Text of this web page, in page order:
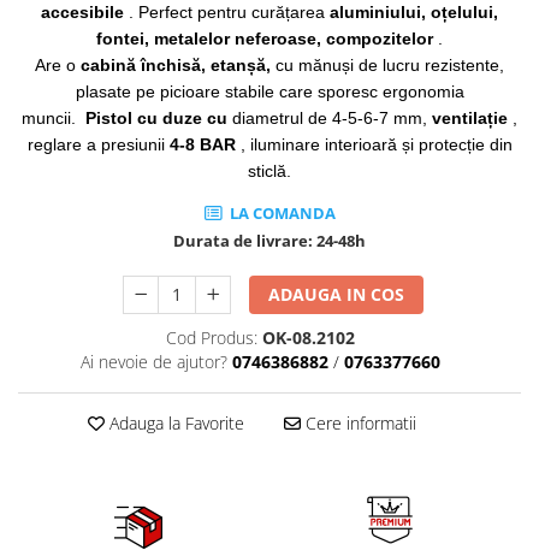
Mig-Mag
Sudura In Puncte
Pompe si Cilindri Hidraulici
Prese pentru arcuri
Accesorii schimb ulei
Chei buson baie ulei
Recuperatoare de ulei
accesibile . Perfect pentru curățarea aluminiului, oțelului,
fontei, metalelor neferoase, compozitelor.
Are o cabină închisă, etanșă, cu mănuși de lucru rezistente,
plasate pe picioare stabile care sporesc ergonomia
muncii. Pistol cu ​​duze cu diametrul de 4-5-6-7 mm, ventilație
reglare a presiunii 4-8 BAR, iluminare interioară și protecție din
sticlă.
LA COMANDA
Durata de livrare: 24-48h
ADAUGA IN COS
Cod Produs: OK-08.2102
Ai nevoie de ajutor? 0746386882 / 0763377660
Adauga la Favorite Cere informatii